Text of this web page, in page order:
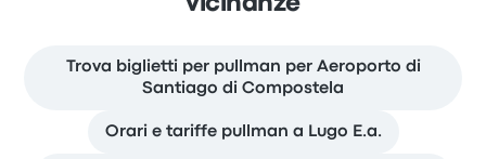
vicinanze
Trova biglietti per pullman per Aeroporto di
Santiago di Compostela
Orari e tariffe pullman a Lugo E.a.